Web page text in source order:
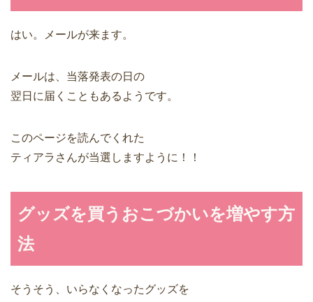
はい。メールが来ます。
メールは、当落発表の日の
翌日に届くこともあるようです。
このページを読んでくれた
ティアラさんが当選しますように！！
グッズを買うおこづかいを増やす方
法
そうそう、いらなくなったグッズを